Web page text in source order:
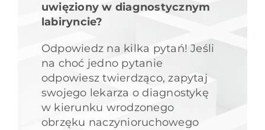
uwięziony w diagnostycznym
labiryncie?
Odpowiedz na kilka pytań! Jeśli
na choć jedno pytanie
odpowiesz twierdząco, zapytaj
swojego lekarza o diagnostykę
w kierunku wrodzonego
obrzęku naczynioruchowego